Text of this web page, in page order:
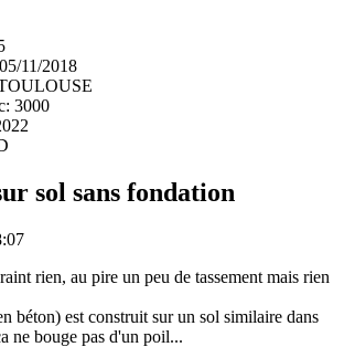
11/2018
3000
sol sans fondation
rien, au pire un peu de tassement mais rien
béton) est construit sur un sol similaire dans
ne bouge pas d'un poil...